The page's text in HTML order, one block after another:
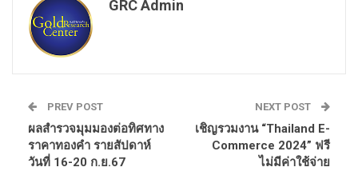
GRC Admin
PREV POST
ผลสำรวจมุมมองต่อทิศทาง
ราคาทองคำ รายสัปดาห์
วันที่ 16-20 ก.ย.67
NEXT POST
เชิญรวมงาน “Thailand E-
Commerce 2024” ฟรี
ไม่มีค่าใช้จ่าย